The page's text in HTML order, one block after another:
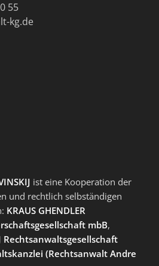
55
kg.de
ist eine Kooperation der
und rechtlich selbständigen
KRAUS GHENDLER
mbB,
Rechtsanwaltsgesellschaft
(Rechtsanwalt Andre